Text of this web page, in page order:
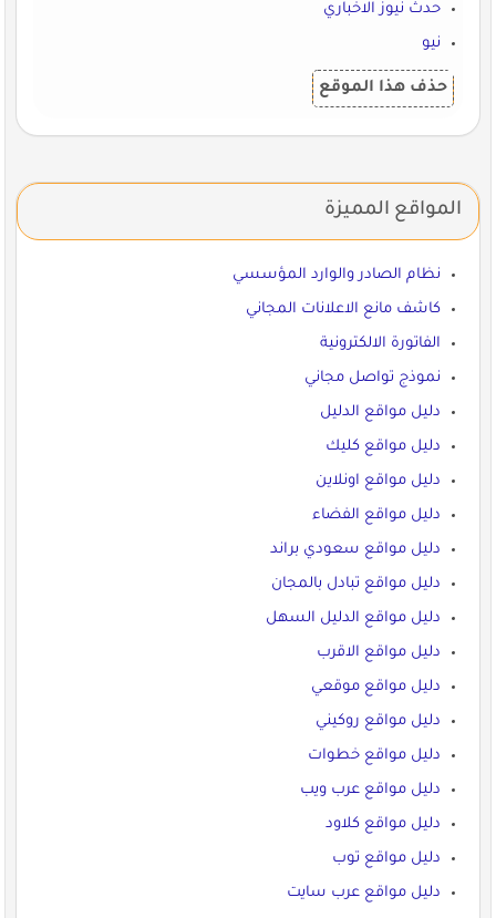
حدث نيوز الاخباري
نيو
حذف هذا الموقع
المواقع المميزة
نظام الصادر والوارد المؤسسي
كاشف مانع الاعلانات المجاني
الفاتورة الالكترونية
نموذج تواصل مجاني
دليل مواقع الدليل
دليل مواقع كليك
دليل مواقع اونلاين
دليل مواقع الفضاء
دليل مواقع سعودي براند
دليل مواقع تبادل بالمجان
دليل مواقع الدليل السهل
دليل مواقع الاقرب
دليل مواقع موقعي
دليل مواقع روكيني
دليل مواقع خطوات
دليل مواقع عرب ويب
دليل مواقع كلاود
دليل مواقع توب
دليل مواقع عرب سايت